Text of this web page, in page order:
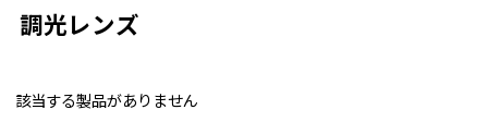
調光レンズ
該当する製品がありません